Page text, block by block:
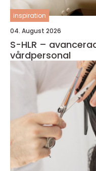
inspiration
04. August 2026
S-HLR –
vårdpersonal